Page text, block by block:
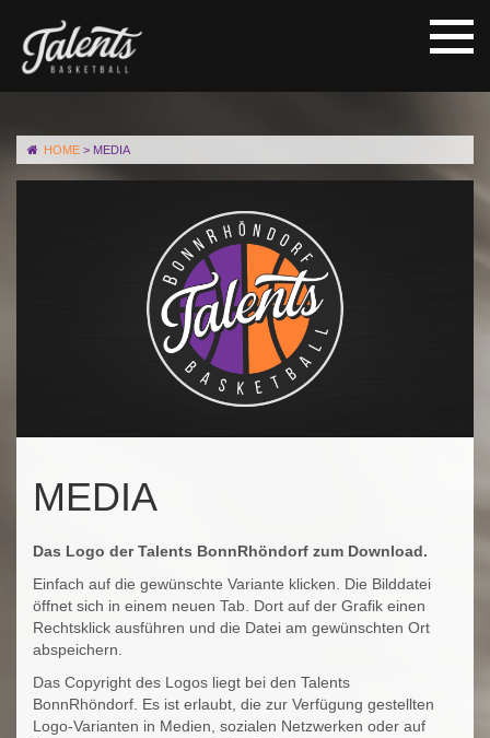
HOME > MEDIA
MEDIA
Das Logo der Talents BonnRhöndorf zum Download.
Einfach auf die gewünschte Variante klicken. Die Bilddatei
öffnet sich in einem neuen Tab. Dort auf der Grafik einen
Rechtsklick ausführen und die Datei am gewünschten Ort
abspeichern.
Das Copyright des Logos liegt bei den Talents
BonnRhöndorf. Es ist erlaubt, die zur Verfügung gestellten
Logo-Varianten in Medien, sozialen Netzwerken oder auf